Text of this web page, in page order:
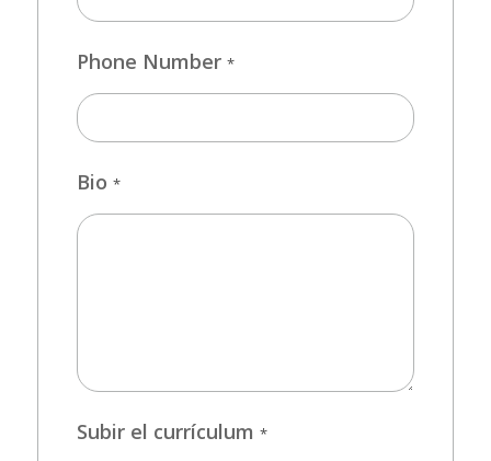
Phone Number *
Bio *
Subir el currículum *